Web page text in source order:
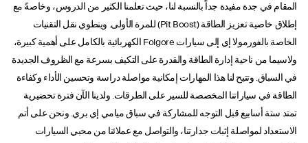
المقام في جدة مفيدة جداً بالنسبة لنا، حيث تعلمنا الكثير من الدروس، وخاصةً مع
إطلاق خاصية تعزيز الطاقة (Pit Boost) للمرة الأولى. وينطوي نقل التقنيات
الخاصة بالفورمولا إي إلى سيارات Folgore الكهربائية بالكامل على أهمية كبيرة،
ولاسيما من ناحية إدارة الطاقة والقدرة على التكيف بسرعة مع الظروف الجديدة
في السباق. وتتيح لنا هذا المهارات إمكانية مواصلة دراسة وتحسين الأداء وكفاءة
الطاقة في سياراتنا المخصصة للسير على الطرقات. ولدينا الآن فترة تحضيرية
تمتد ستة أسابيع قبل التوجه للمشاركة في سباق ميامي إي بري. ونحن على أتم
الاستعداد لمواصلة إثبات جدارتنا، والتواصل مع عملائنا من محبي السيارات